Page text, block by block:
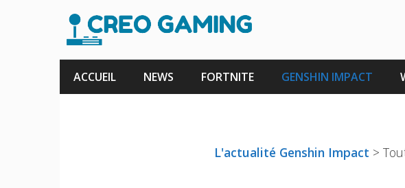
contenu
ACCUEIL NEWS FORTNITE GENSHIN IMPACT
L'actualité Genshin Impact >